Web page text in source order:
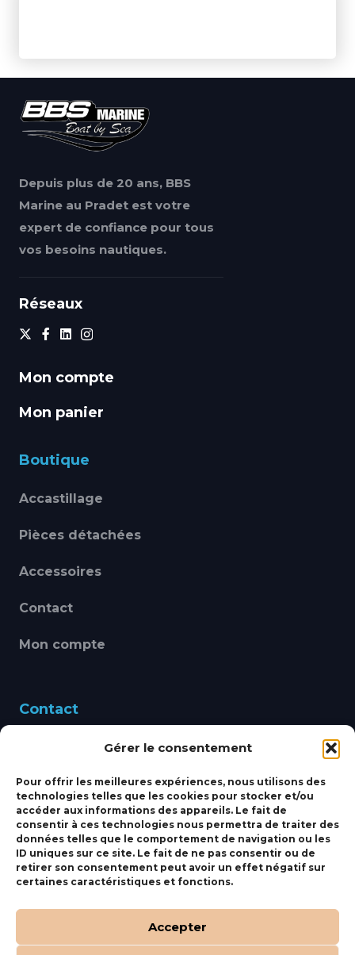
Gérer le consentement
Pour offrir les meilleures expériences, nous utilisons des
technologies telles que les cookies pour stocker et/ou
accéder aux informations des appareils. Le fait de
consentir à ces technologies nous permettra de traiter des
données telles que le comportement de navigation ou les
ID uniques sur ce site. Le fait de ne pas consentir ou de
retirer son consentement peut avoir un effet négatif sur
certaines caractéristiques et fonctions.
Accepter
Depuis plus de 20 ans, BBS
Marine au Pradet est votre
expert de confiance pour tous
vos besoins nautiques.
Réseaux
Mon compte
Mon panier
Boutique
Accastillage
Pièces détachées
Accessoires
Contact
Mon compte
Contact
460 Avenue Alain Le
bbsmarine@bbs-
marine.fr
Fixe:04 27 50 24 50
Mobile:06 69 44 48 83